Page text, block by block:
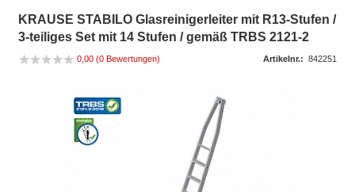
KRAUSE STABILO Glasreinigerleiter mit R13-Stufen /
3-teiliges Set mit 14 Stufen / gemäß TRBS 2121-2
0,00 (0 Bewertungen) Artikelnr.: 842251